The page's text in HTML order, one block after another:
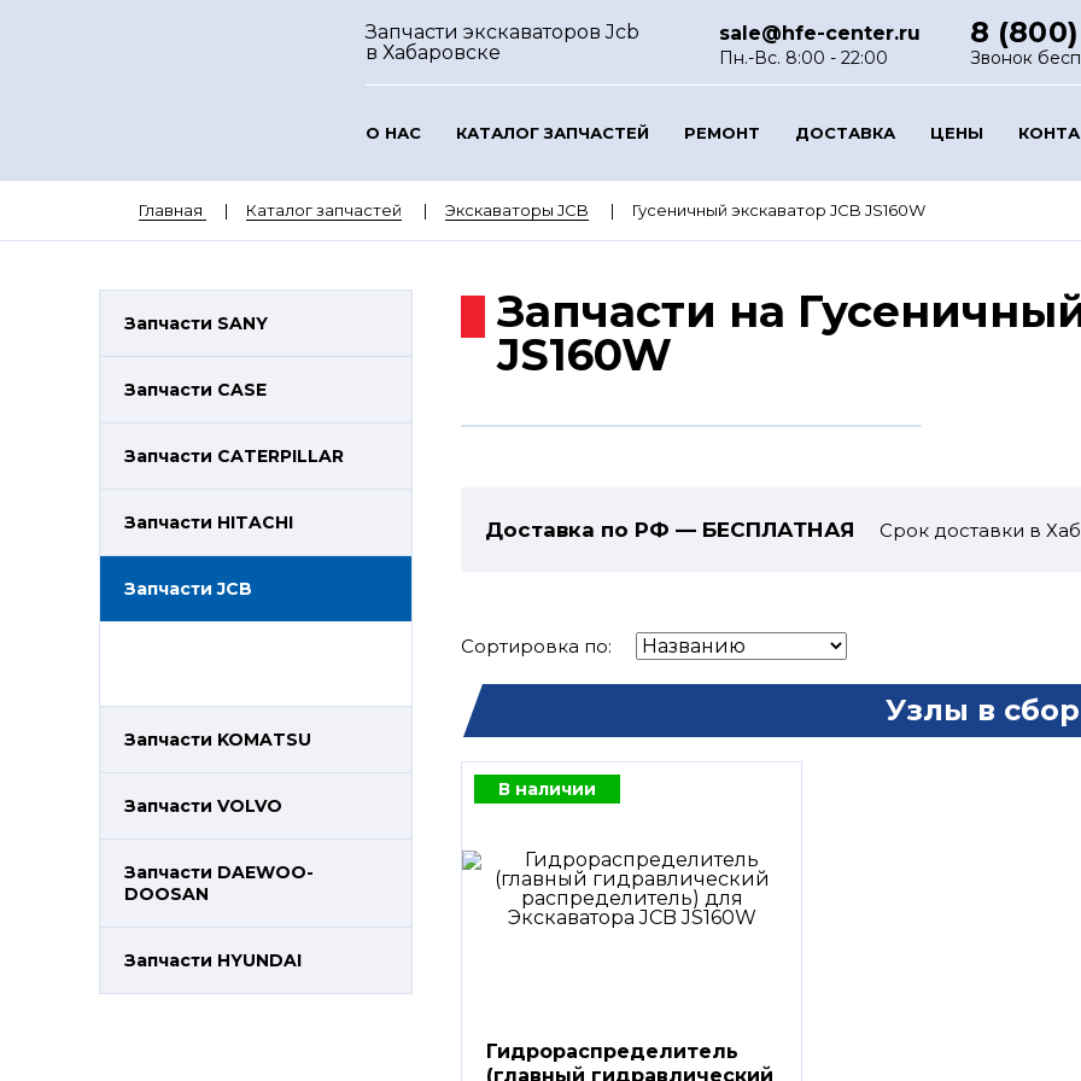
Запчасти экскаваторов Jcb
в Хабаровске
sale@hfe-center.ru
Пн.-Вс. 8:00 - 22:00
8
Звонок
О НАС КАТАЛОГ ЗАПЧАСТЕЙ РЕМОНТ ДОСТАВКА ЦЕНЫ
Главная Каталог запчастей Экскаваторы JCB Гусеничный экскаватор JCB JS160W
Запчасти SANY
Запчасти CASE
Запчасти CATERPILLAR
Запчасти HITACHI
Запчасти JCB
Запчасти KOMATSU
Запчасти VOLVO
Запчасти DAEWOO-
DOOSAN
Запчасти HYUNDAI
Запчасти на
JS160W
Доставка по РФ — БЕСПЛАТНАЯ Срок доставки в
Сортировка по:
Узлы в
В наличии
Гидрораспределитель
(главный гидравлический